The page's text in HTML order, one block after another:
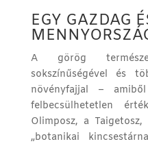
EGY GAZDAG
A görög
sokszínűségével és
növényfajjal –
felbecsülhetetlen
Olimposz, a
„botanikai